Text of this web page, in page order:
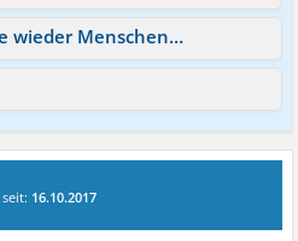
Ruiniertes Leben, wie je wieder Menschen kennenlernen?
seit: 16.10.2017